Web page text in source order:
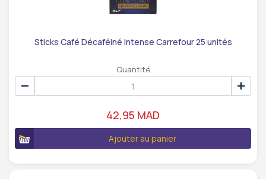
Sticks Café Décaféiné Intense Carrefour 25 unités
Quantité
42,95 MAD
Ajouter au panier